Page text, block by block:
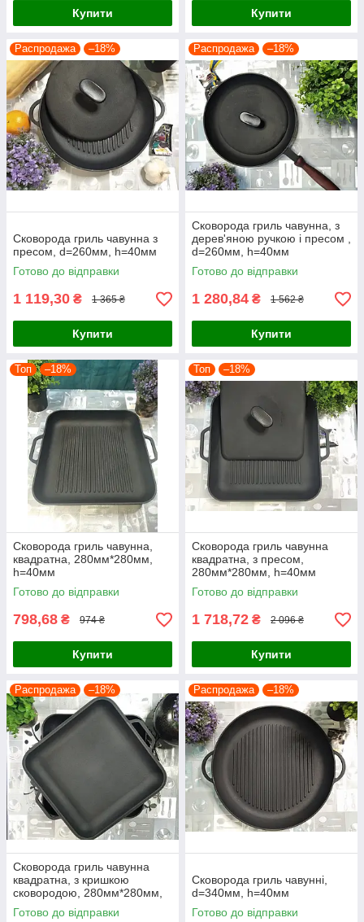
Купити Купити
Распродажа –18%
Сковорода гриль чавунна з
пресом, d=260мм, h=40мм
Готово до відправки
1 119,30 ₴ 1 365 ₴
Купити
Распродажа –18%
Сковорода гриль чавунна, з
дерев'яною ручкою і пресом ,
d=260мм, h=40мм
Готово до відправки
1 280,84 ₴ 1 562 ₴
Купити
Топ –18%
Сковорода гриль чавунна,
квадратна, 280мм*280мм,
h=40мм
Готово до відправки
798,68 ₴ 974 ₴
Купити
Топ –18%
Сковорода гриль чавунна
квадратна, з пресом,
280мм*280мм, h=40мм
Готово до відправки
1 718,72 ₴ 2 096 ₴
Купити
Распродажа –18%
Сковорода гриль чавунна
квадратна, з кришкою
сковородою, 280мм*280мм,
h=40мм
Готово до відправки
Распродажа –18%
Сковорода гриль чавунні,
d=340мм, h=40мм
Готово до відправки